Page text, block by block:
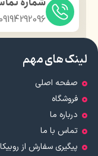
لینک های مهم
صفحه اصلی
فروشگاه
درباره ما
تماس با ما
پیگیری سفارش از روبیکا